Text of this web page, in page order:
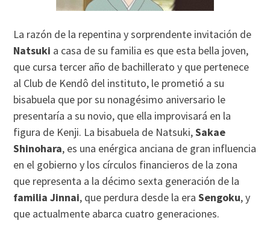
La razón de la repentina y sorprendente invitación de
Natsuki a casa de su familia es que esta bella joven,
que cursa tercer año de bachillerato y que pertenece
al Club de Kendô del instituto, le prometió a su
bisabuela que por su nonagésimo aniversario le
presentaría a su novio, que ella improvisará en la
figura de Kenji. La bisabuela de Natsuki,Sakae
Shinohara, es una enérgica anciana de gran influencia
en el gobierno y los círculos financieros de la zona
que representa a la décimo sexta generación de la
familia Jinnai, que perdura desde la eraSengoku, y
que actualmente abarca cuatro generaciones.